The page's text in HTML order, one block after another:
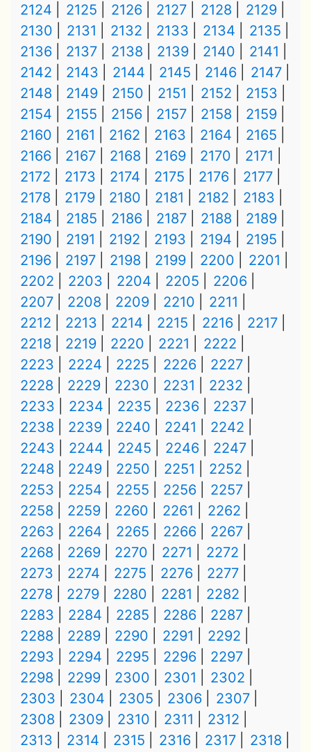
2124 2125 2126 2127 2128
2129
2130
2131 2132 2133 2134
2135
2136
2137 2138 2139 2140
2141
2142
2143 2144 2145 2146
2147
2148
2149 2150 2151 2152
2153
2154
2155 2156 2157 2158
2159
2160
2161 2162 2163 2164
2165
2166
2167 2168 2169 2170
2171
2172
2173 2174 2175 2176
2177
2178
2179 2180 2181 2182
2183
2184
2185 2186 2187 2188
2189
2190
2191 2192 2193 2194
2195
2196
2197 2198 2199 2200
2201
2202
2203 2204 2205
2206
2207
2208 2209 2210
2211
2212
2213 2214 2215 2216
2217
2218
2219 2220 2221
2222
2223
2224 2225 2226
2227
2228
2229 2230 2231
2232
2233
2234 2235 2236
2237
2238
2239 2240 2241
2242
2243
2244 2245 2246
2247
2248
2249 2250 2251
2252
2253
2254 2255 2256
2257
2258
2259 2260 2261
2262
2263
2264 2265 2266
2267
2268
2269 2270 2271
2272
2273
2274 2275 2276
2277
2278
2279 2280 2281
2282
2283
2284 2285 2286
2287
2288
2289 2290 2291
2292
2293
2294 2295 2296
2297
2298
2299 2300 2301
2302
2303
2304 2305 2306
2307
2308
2309 2310 2311
2312
2313
2314 2315 2316 2317
2318